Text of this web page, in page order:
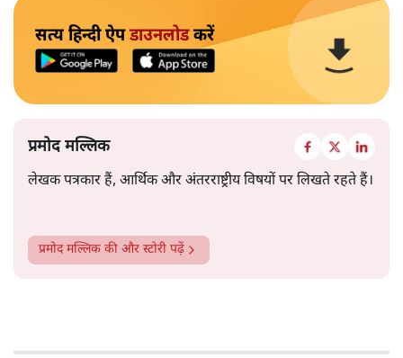
सत्य हिन्दी ऐपडाउनलोडकरें
प्रमोद मल्लिक
लेखक पत्रकार हैं, आर्थिक और अंतरराष्ट्रीय विषयों पर लिखते रहते हैं।
प्रमोद मल्लिक की और स्टोरी पढ़ें